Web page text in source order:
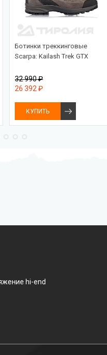
Ботинки треккинговые
Scarpa: Kailash Trek GTX
32 990 ₽
26 392 ₽
КУПИТЬ
hi-end